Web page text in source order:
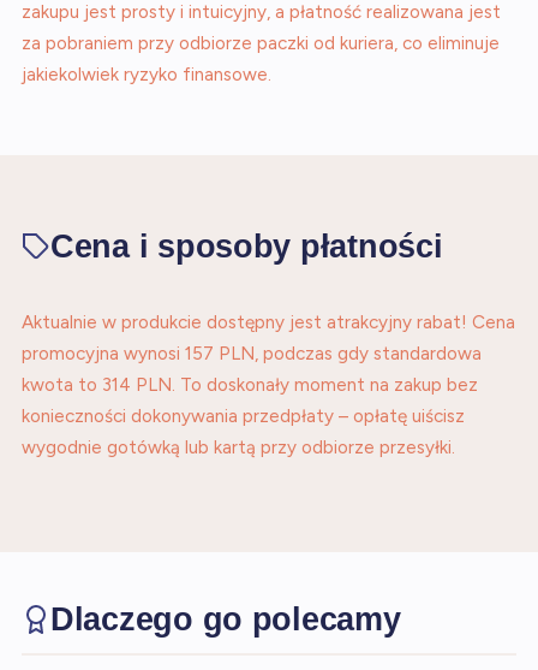
zakupu jest prosty i intuicyjny, a płatność realizowana jest
za pobraniem przy odbiorze paczki od kuriera, co eliminuje
jakiekolwiek ryzyko finansowe.
Cena i sposoby płatności
Aktualnie w produkcie dostępny jest atrakcyjny rabat! Cena
promocyjna wynosi 157 PLN, podczas gdy standardowa
kwota to 314 PLN. To doskonały moment na zakup bez
konieczności dokonywania przedpłaty – opłatę uiścisz
wygodnie gotówką lub kartą przy odbiorze przesyłki.
Dlaczego go polecamy